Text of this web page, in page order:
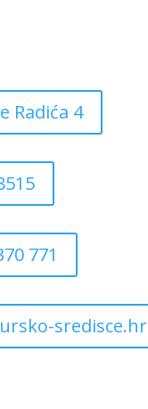
Radića 4
771
sredisce.hr